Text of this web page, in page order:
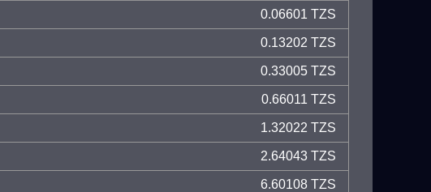
0.06601 TZS
0.13202 TZS
0.33005 TZS
0.66011 TZS
1.32022 TZS
2.64043 TZS
6.60108 TZS